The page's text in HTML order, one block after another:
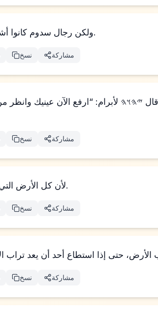
ولكن رجال سدوم كانوا أشرارًا وخطاة أمام 𐤉𐤄𐤅𐤄، بشكل كبير.
نسخ مشاركة
𐤉𐤄𐤅𐤄 لأبرام: “ارفع الآن عينيك وانظر
نسخ مشاركة
لأن كل الأرض التي تراها سأعطيها لك ولنسلك إلى الأبد.
نسخ مشاركة
نسخ مشاركة